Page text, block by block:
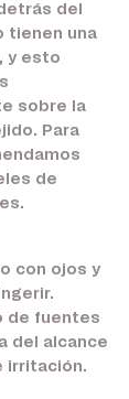
del
tienen una
y esto
sobre la
Para
de
con ojos y
de fuentes
del alcance
irritación.